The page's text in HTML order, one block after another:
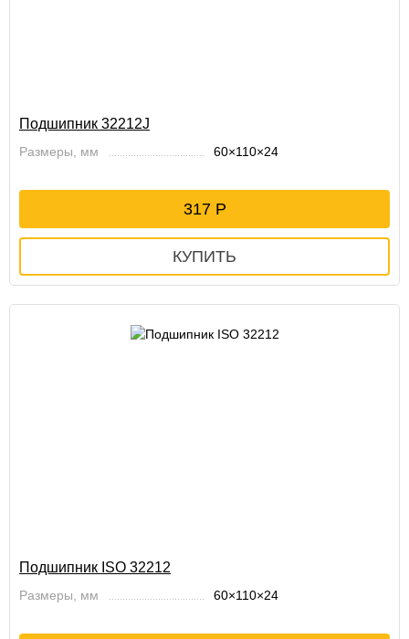
Подшипник 32212J
Размеры, мм 60×110×24
317
Подшипник ISO 32212
Размеры, мм 60×110×24